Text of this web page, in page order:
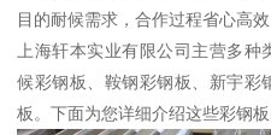
目的耐候需求，合作过程省心高效
上海轩本实业有限公司主营多种
候彩钢板、鞍钢彩钢板、新宇彩
板。下面为您详细介绍这些彩钢板